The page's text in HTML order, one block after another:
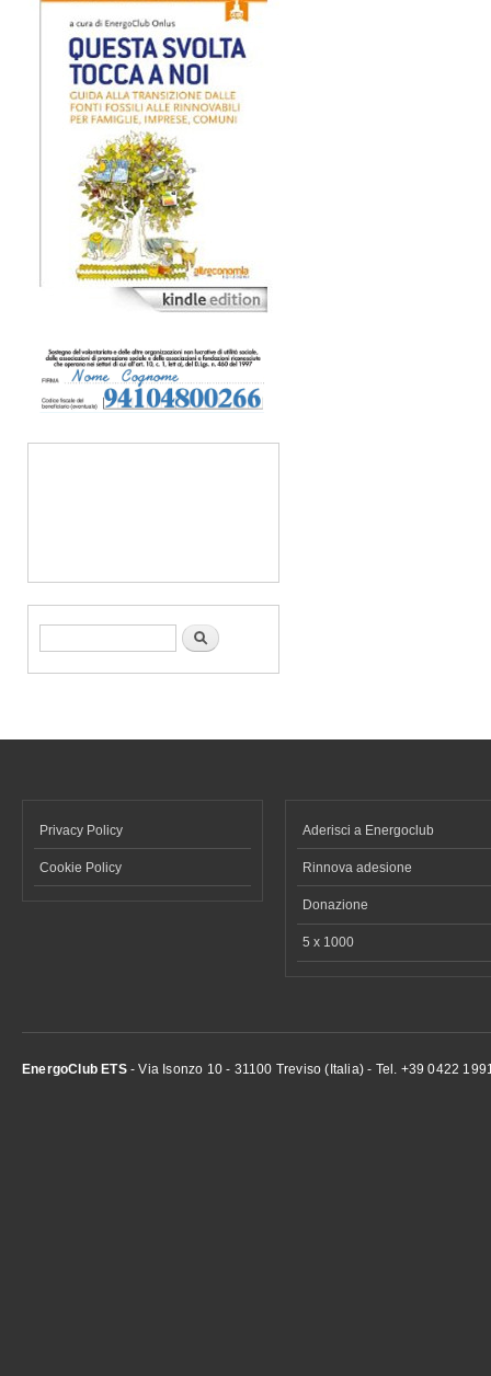
Form di ricerca Cerca
Privacy Policy
Cookie Policy
Aderisci a Energoclub
Rinnova adesione
Donazione
5 x 1000
EnergoClub ETS- Via Isonzo 10 - 31100 Treviso (Italia) - Tel. +39 0422